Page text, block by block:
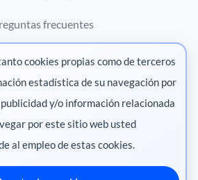
frecuentes
Contáctanos
Marketing digital
Pharma
cookies propias como de terceros
estadística de su navegación por
y/o información relacionada
por este sitio web usted
al empleo de estas cookies.